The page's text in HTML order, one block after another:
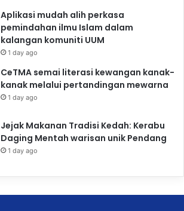
Aplikasi mudah alih perkasa
pemindahan ilmu Islam dalam
kalangan komuniti UUM
1 day ago
CeTMA semai literasi kewangan kanak-
kanak melalui pertandingan mewarna
1 day ago
Jejak Makanan Tradisi Kedah: Kerabu
Daging Mentah warisan unik Pendang
1 day ago